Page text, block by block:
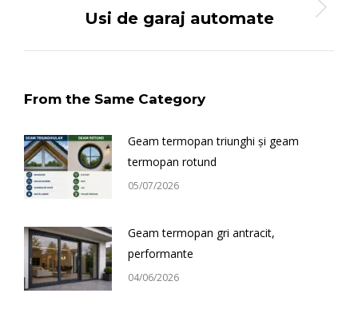
Next
Usi de garaj automate
From the Same Category
Geam termopan triunghi și geam
termopan rotund
05/07/2026
Geam termopan gri antracit,
performante
04/06/2026